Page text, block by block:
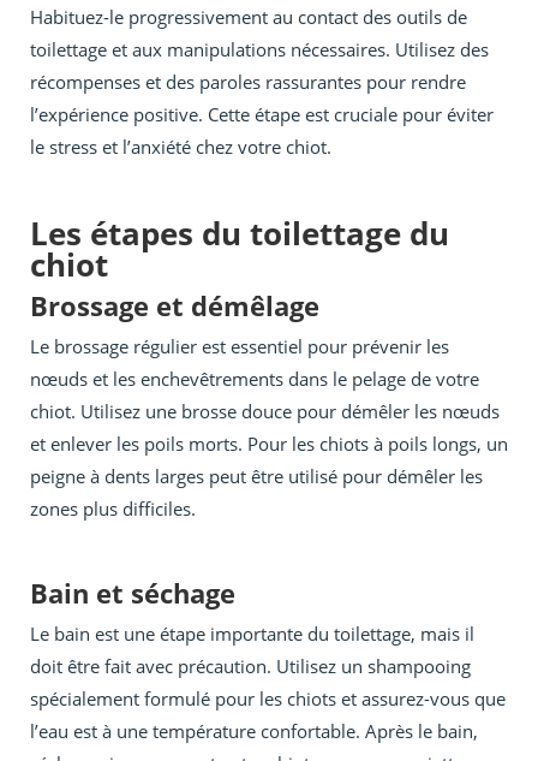
Habituez-le progressivement au contact des outils de
toilettage et aux manipulations nécessaires. Utilisez des
récompenses et des paroles rassurantes pour rendre
l’expérience positive. Cette étape est cruciale pour éviter
le stress et l’anxiété chez votre chiot.
Les étapes du toilettage du
chiot
Brossage et démêlage
Le brossage régulier est essentiel pour prévenir les
nœuds et les enchevêtrements dans le pelage de votre
chiot. Utilisez une brosse douce pour démêler les nœuds
et enlever les poils morts. Pour les chiots à poils longs, un
peigne à dents larges peut être utilisé pour démêler les
zones plus difficiles.
Bain et séchage
Le bain est une étape importante du toilettage, mais il
doit être fait avec précaution. Utilisez un shampooing
spécialement formulé pour les chiots et assurez-vous que
l’eau est à une température confortable. Après le bain,